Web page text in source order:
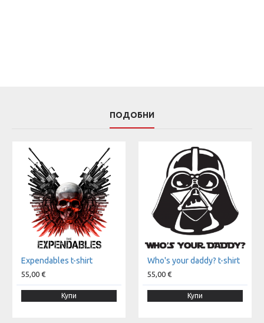
ПОДОБНИ
Expendables t-shirt
55,00 €
Купи
Who's your daddy? t-shirt
55,00 €
Купи